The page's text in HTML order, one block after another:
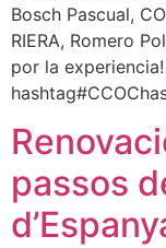
Bosch Pascual,
RIERA, Romero
por la experiencia!
passos